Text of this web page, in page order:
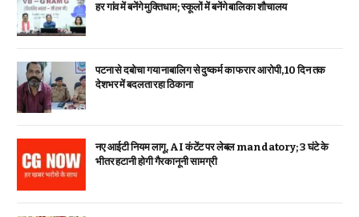
हर गांव में बनेंगे मुक्तिधाम; स्कूलों में बनेंगे बालिका शौचालय
पटना से दबोचा गया नाबालिग से दुष्कर्म का फरार आरोपी, 10 दिन तक
देशभर में बदलता रहा ठिकाना
नए आईटी नियम लागू, AI कंटेंट पर लेबल mandatory; 3 घंटे के
भीतर हटानी होगी गैरकानूनी सामग्री